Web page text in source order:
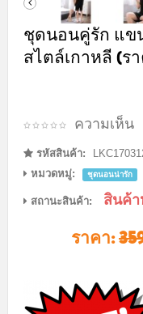
ชุดนอนคู่รัก แข
สไตล์เกาหลี (ร
ความเห็น
รหัสสินค้า:
หมวดหมู่:
ชุดนอนน่ารัก
สถานะสินค้า: สินค้
ราคา: